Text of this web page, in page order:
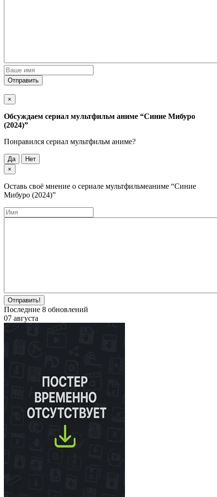
Отправить
×
Обсуждаем cериал мультфильм аниме “Синие Мибуро
(2024)”
Понравился cериал мультфильм аниме?
Да
Нет
×
Оставь своё мнение о cериале мультфильмеаниме “Синие
Мибуро (2024)”
Отправить!
Последние 8 обновлений
07 августа